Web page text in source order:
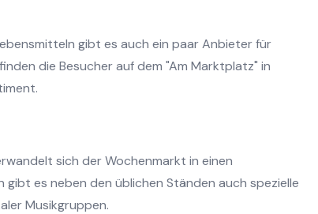
gibt es auch ein paar Anbieter für
die Besucher auf dem "Am Marktplatz" in
sich der Wochenmarkt in einen
es neben den üblichen Ständen auch spezielle
Musikgruppen.